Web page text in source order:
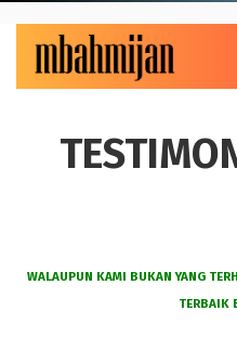
WALAUPUN KAMI BUKAN YANG
TERBAIK